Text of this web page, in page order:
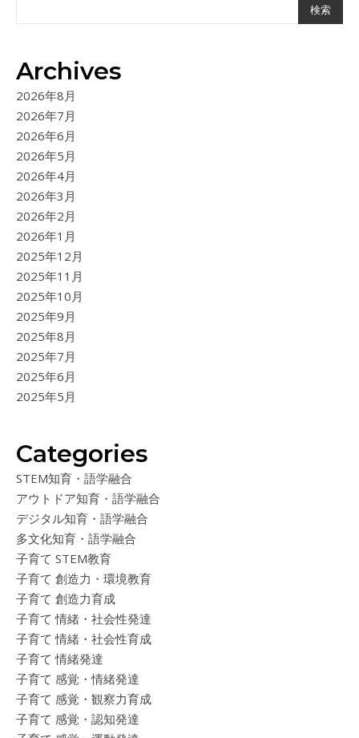
検索
Archives
2026年8月
2026年7月
2026年6月
2026年5月
2026年4月
2026年3月
2026年2月
2026年1月
2025年12月
2025年11月
2025年10月
2025年9月
2025年8月
2025年7月
2025年6月
2025年5月
Categories
STEM知育・語学融合
アウトドア知育・語学融合
デジタル知育・語学融合
多文化知育・語学融合
子育て STEM教育
子育て 創造力・環境教育
子育て 創造力育成
子育て 情緒・社会性発達
子育て 情緒・社会性育成
子育て 情緒発達
子育て 感覚・情緒発達
子育て 感覚・観察力育成
子育て 感覚・認知発達